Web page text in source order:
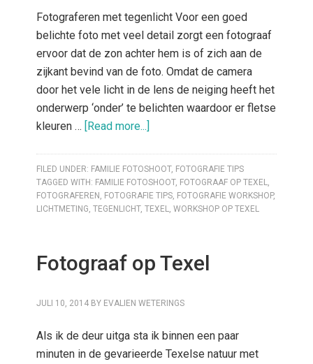
Fotograferen met tegenlicht Voor een goed
belichte foto met veel detail zorgt een fotograaf
ervoor dat de zon achter hem is of zich aan de
zijkant bevind van de foto. Omdat de camera
door het vele licht in de lens de neiging heeft het
onderwerp ‘onder’ te belichten waardoor er fletse
kleuren … [Read more...]
FILED UNDER: FAMILIE FOTOSHOOT, FOTOGRAFIE TIPS
TAGGED WITH: FAMILIE FOTOSHOOT, FOTOGRAAF OP TEXEL,
FOTOGRAFEREN , FOTOGRAFIE TIPS, FOTOGRAFIE WORKSHOP,
LICHTMETING,TEGENLICHT,TEXEL,WORKSHOP OP TEXEL
Fotograaf op Texel
JULI 10, 2014 BY EVALIEN WETERINGS
Als ik de deur uitga sta ik binnen een paar
minuten in de gevarieerde Texelse natuur met